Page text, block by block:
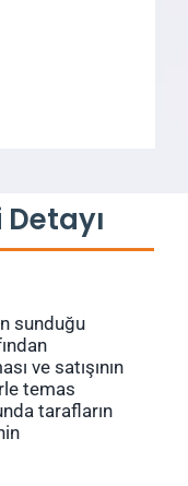
sunduğu
ve satışının
temas
tarafların